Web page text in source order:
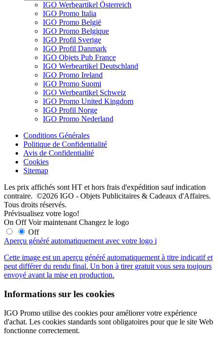
IGO Werbeartikel Österreich
IGO Promo Italia
IGO Promo België
IGO Promo Belgique
IGO Profil Sverige
IGO Profil Danmark
IGO Objets Pub France
IGO Werbeartikel Deutschland
IGO Promo Ireland
IGO Promo Suomi
IGO Werbeartikel Schweiz
IGO Promo United Kingdom
IGO Profil Norge
IGO Promo Nederland
Conditions Générales
Politique de Confidentialité
Avis de Confidentialité
Cookies
Sitemap
Les prix affichés sont HT et hors frais d'expédition sauf indication
contraire. ©2026 IGO - Objets Publicitaires & Cadeaux d'Affaires.
Tous droits réservés.
Prévisualisez votre logo!
On Off Voir maintenant Changez le logo
Off
Aperçu généré automatiquement avec votre logo i
Cette image est un aperçu généré automatiquement à titre indicatif et
peut différer du rendu final. Un bon à tirer gratuit vous sera toujours
envoyé avant la mise en production.
Informations sur les cookies
IGO Promo utilise des cookies pour améliorer votre expérience
d'achat. Les cookies standards sont obligatoires pour que le site Web
fonctionne correctement.